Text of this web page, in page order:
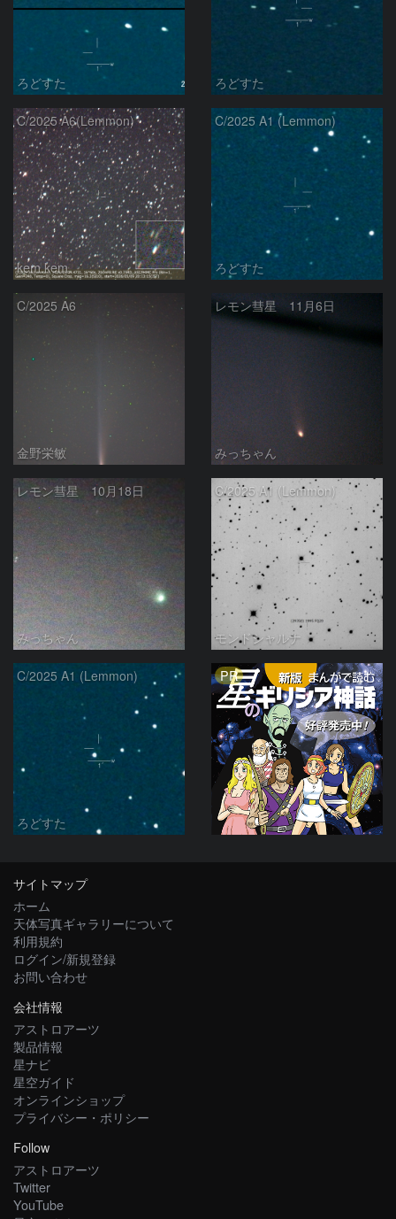
ろどすた ろどすた
C/2025 A6(Lemmon)
kem.kem
C/2025 A1 (Lemmon)
ろどすた
C/2025 A6
金野栄敏
レモン彗星 11月6日
みっちゃん
レモン彗星 10月18日
みっちゃん
C/2025 A1 (Lemmon)
モンドシャルナ
C/2025 A1 (Lemmon)
ろどすた
PR
サイトマップ
ホーム
天体写真ギャラリーについて
利用規約
ログイン/新規登録
お問い合わせ
会社情報
アストロアーツ
製品情報
星ナビ
星空ガイド
オンラインショップ
プライバシー・ポリシー
Follow
アストロアーツ
Twitter
YouTube